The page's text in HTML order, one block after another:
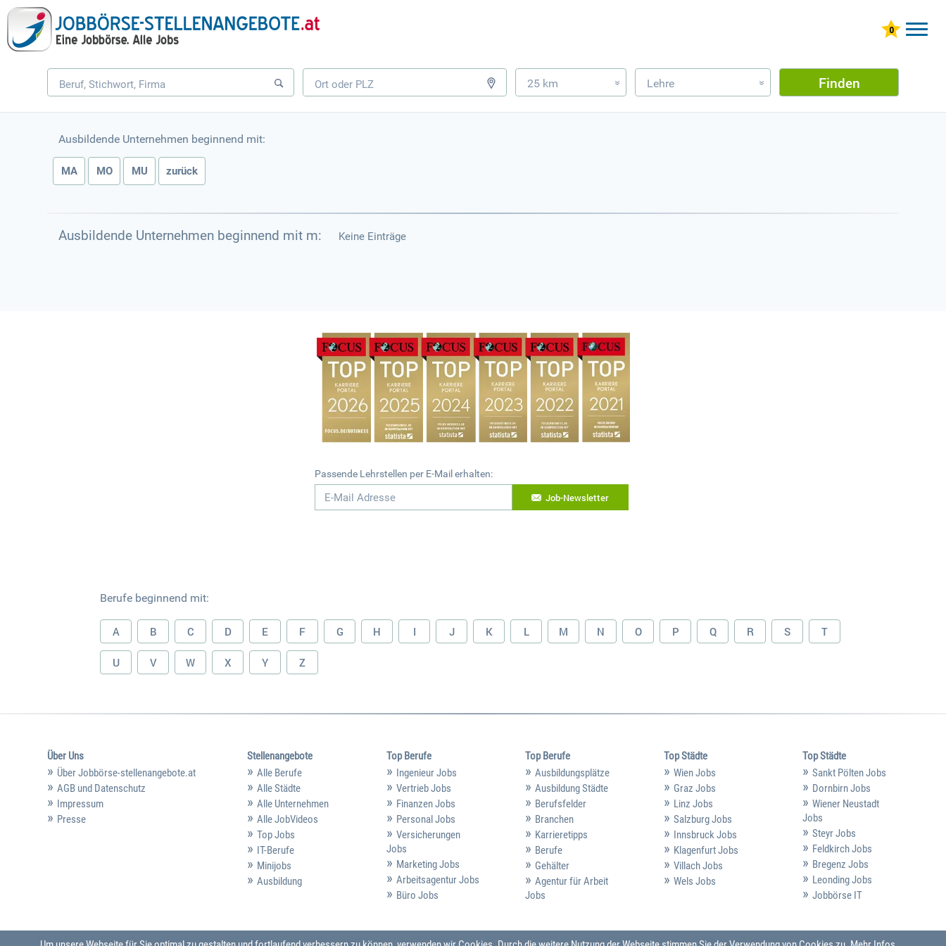
25 km » Lehre » Finden
Ausbildende Unternehmen beginnend mit:
MA MO MU zurück
Ausbildende Unternehmen beginnend mit m: Keine Einträge
Passende Lehrstellen per E-Mail erhalten:
Job-Newsletter
Berufe beginnend mit:
A B C D E F G H I J K L M N O P Q R S T
U V W X Y Z
Über Uns
Über Jobbörse-stellenangebote.at
AGB und Datenschutz
Impressum
Presse
Stellenangebote
Alle Berufe
Alle Städte
Alle Unternehmen
Alle JobVideos
Top Jobs
IT-Berufe
Minijobs
Ausbildung
Top Berufe
Ingenieur Jobs
Vertrieb Jobs
Finanzen Jobs
Personal Jobs
Versicherungen
Jobs
Marketing Jobs
Arbeitsagentur Jobs
Büro Jobs
Top Berufe
Ausbildungsplätze
Ausbildung Städte
Berufsfelder
Branchen
Karrieretipps
Berufe
Gehälter
Agentur für Arbeit
Jobs
Top Städte
Wien Jobs
Graz Jobs
Linz Jobs
Salzburg Jobs
Innsbruck Jobs
Klagenfurt Jobs
Villach Jobs
Wels Jobs
Top Städte
Sankt Pölten Jobs
Dornbirn Jobs
Wiener Neustadt
Jobs
Steyr Jobs
Feldkirch Jobs
Bregenz Jobs
Leonding Jobs
Jobbörse IT